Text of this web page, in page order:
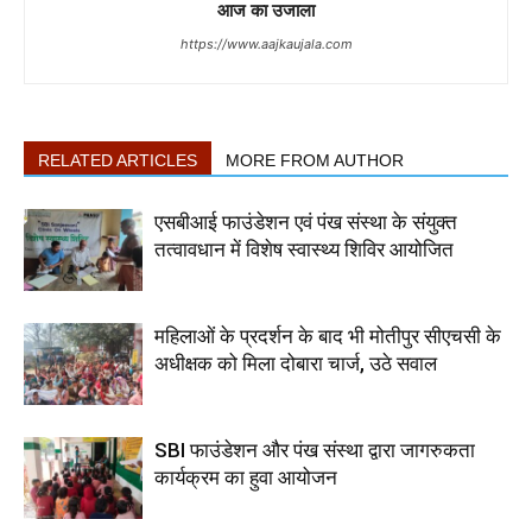
आज का उजाला
https://www.aajkaujala.com
RELATED ARTICLES MORE FROM AUTHOR
एसबीआई फाउंडेशन एवं पंख संस्था के संयुक्त
तत्वावधान में विशेष स्वास्थ्य शिविर आयोजित
महिलाओं के प्रदर्शन के बाद भी मोतीपुर सीएचसी के
अधीक्षक को मिला दोबारा चार्ज, उठे सवाल
SBI फाउंडेशन और पंख संस्था द्वारा जागरुकता
कार्यक्रम का हुवा आयोजन